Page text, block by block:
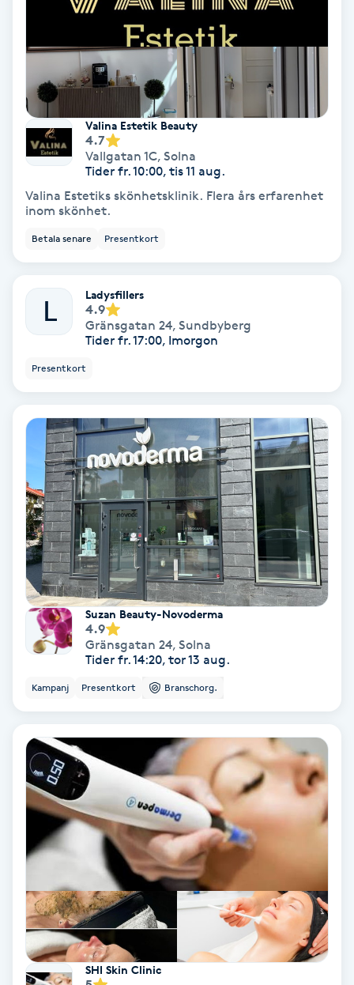
Nageltrång
Nagelvård
Naglar borttagning
Naglar reparation
Navelpiercing
NBE-massage
Ny frisyr
Olaplex
Olaplexbehandling
Ombre
Ombre brows
Ombre naglar
Ortopedi
Osteopati
Paraffinbehandling
Pedikyr
Pensionärklippning
Valina Estetik Beauty
4.7
Vallgatan 1C, Solna
Tider fr. 10:00, tis 11 aug.
Valina Estetiks skönhetsklinik. Flera års erfarenhet
inom skönhet.
Betala senare Presentkort
L
Ladysfillers
4.9
Gränsgatan 24, Sundbyberg
Tider fr. 17:00, Imorgon
Presentkort
Suzan Beauty-Novoderma
4.9
Gränsgatan 24, Solna
Tider fr. 14:20, tor 13 aug.
Kampanj Presentkort Branschorg.
SHI Skin Clinic